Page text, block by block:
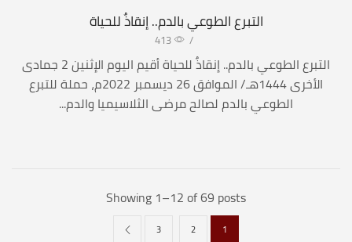
التبرع الطوعي بالدم.. إنقاذٌ للحياة
/
413
التبرع الطوعي بالدم.. إنقاذٌ للحياة أقيم اليوم الإثنين 2 جمادى
الأخرى 1444هـ/ الموافق 26 ديسمبر 2022م، حملة للتبرع
الطوعي بالدم لصالح مرضى الثلاسيميا والدم...
Showing 1–12 of 69 posts
1
2
3